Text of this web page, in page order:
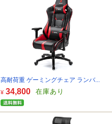
高耐荷重 ゲーミングチェア ランバ...
¥ 34,800 在庫あり